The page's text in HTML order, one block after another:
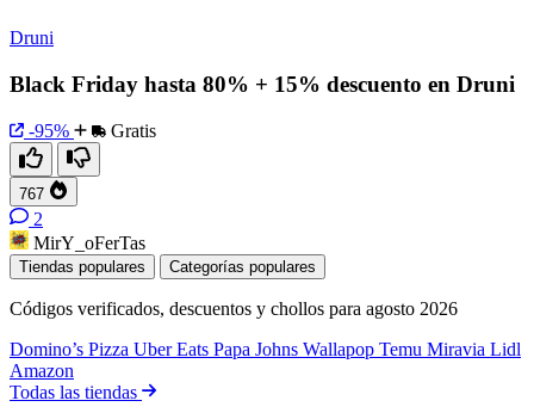
Druni
Black Friday hasta 80% + 15% descuento en Druni
-95% Gratis
767
2
MirY_oFerTas
Tiendas populares Categorías populares
Códigos verificados, descuentos y chollos para agosto 2026
Domino’s Pizza Uber Eats Papa Johns Wallapop Temu Miravia Lidl
Amazon
Todas las tiendas